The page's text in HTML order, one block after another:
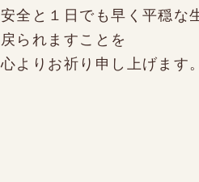
安全と１日でも早く平穏な
戻られますことを
心よりお祈り申し上げます。